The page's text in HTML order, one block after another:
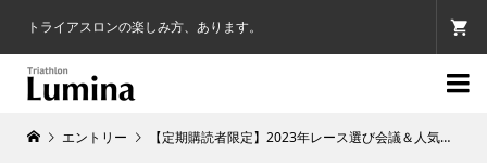
トライアスロンの楽しみ方、あります。

エントリー 【定期購読者限定】2023年レース選び会議＆人気大会ランキング速報！